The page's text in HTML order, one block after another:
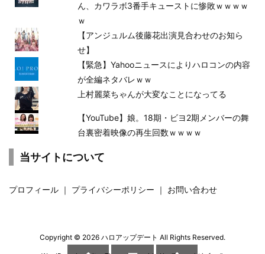
ん、カワラボ3番手キューストに惨敗ｗｗｗｗ
ｗ
【アンジュルム後藤花出演見合わせのお知ら
せ】
【緊急】Yahooニュースによりハロコンの内容
が全編ネタバレｗｗ
上村麗菜ちゃんが大変なことになってる
【YouTube】娘。18期・ビヨ2期メンバーの舞
台裏密着映像の再生回数ｗｗｗｗ
当サイトについて
プロフィール ｜ プライバシーポリシー ｜ お問い合わせ
Copyright © 2026 ハロアップデート All Rights Reserved.